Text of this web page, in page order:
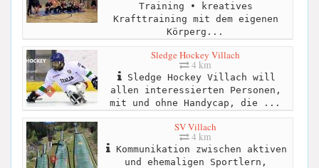
Training • kreatives
Krafttraining mit dem eigenen
Körperg...
Sledge Hockey Villach
4 km
Sledge Hockey Villach will
allen interessierten Personen,
mit und ohne Handycap, die ...
SV Villach
4 km
Kommunikation zwischen aktiven
und ehemaligen Sportlern,